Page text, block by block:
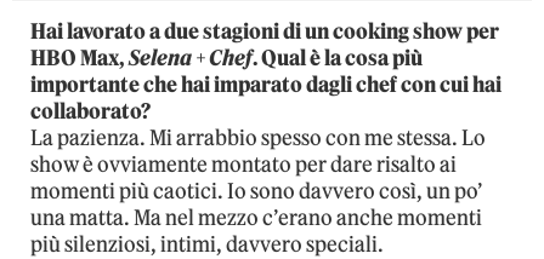
Hai lavorato a due stagioni di un cooking show per
HBO Max,Selena + Chef. Qual è la cosa più
importante che hai imparato dagli chef con cui hai
collaborato?
La pazienza. Mi arrabbio spesso con me stessa. Lo
show è ovviamente montato per dare risalto ai
momenti più caotici. Io sono davvero così, un po’
una matta. Ma nel mezzo c’erano anche momenti
più silenziosi, intimi, davvero speciali.